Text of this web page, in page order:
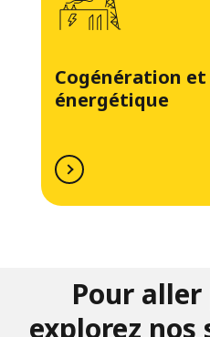
Cogénération
énergétique
Pour
explorez